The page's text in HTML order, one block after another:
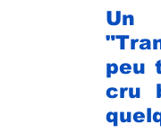
Un
peu
cru